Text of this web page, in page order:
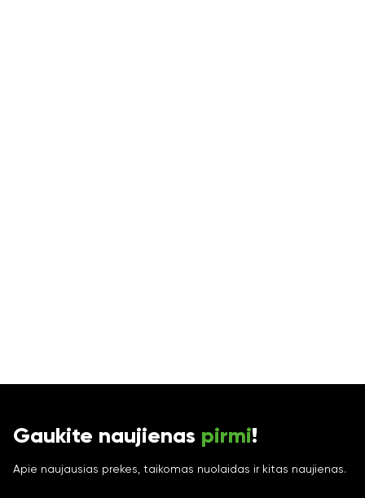
Gaukite naujienas pirmi!
Apie naujausias prekes, taikomas nuolaidas ir kitas naujienas.